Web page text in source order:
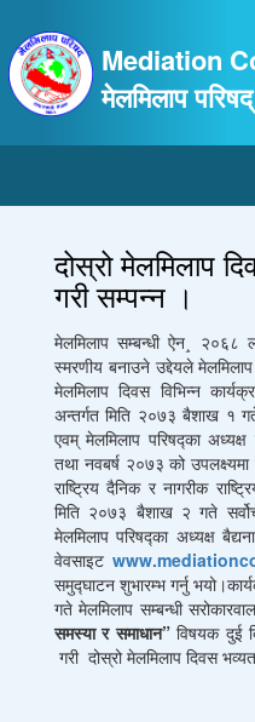
Mediation
मेलमिलाप परिषद्
दोस्रो मेलमिलाप
गरी सम्पन्न ।
मेलमिलाप सम्बन्धी ऐन¸
स्मरणीय बनाउने उद्देयले
मेलमिलाप दिवस विभिन्न
अन्तर्गत मिति २०७३ बैशाख १
एवम् मेलमिलाप परिषद्का
तथा नवबर्ष २०७३ को
राष्ट्रिय दैनिक र नागरीक
मिति २०७३ बैशाख २ गते
मेलमिलाप परिषद्का अध्यक्ष
वेवसाइट
समुद्‍घाटन शुभारम्भ गर्नु
गते मेलमिलाप सम्बन्धी
समस्या र समाधान”विषयक दुई
गरी दोस्रो मेलमिलाप दिवस